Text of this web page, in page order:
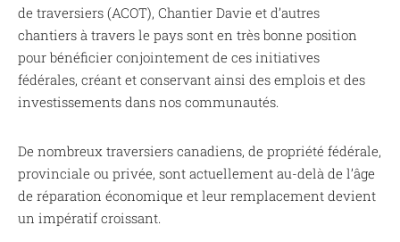
de traversiers (ACOT), Chantier Davie et d’autres
chantiers à travers le pays sont en très bonne position
pour bénéficier conjointement de ces initiatives
fédérales, créant et conservant ainsi des emplois et des
investissements dans nos communautés.
De nombreux traversiers canadiens, de propriété fédérale,
provinciale ou privée, sont actuellement au-delà de l’âge
de réparation économique et leur remplacement devient
un impératif croissant.